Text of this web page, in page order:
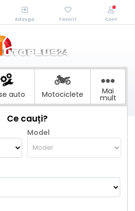
auto Motociclete Mai
mult
Ce cauți?
Model
Adauga Favorit Cont